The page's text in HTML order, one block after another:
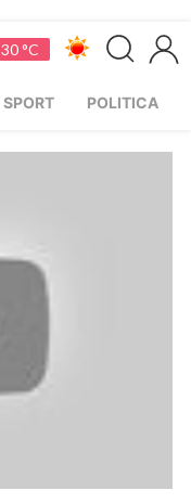
30 °C
SPORT POLITICA